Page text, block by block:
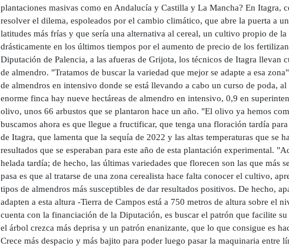
plantaciones masivas como en Andalucía y Castilla y La Mancha? En Itagra,
resolver el dilema, espoleados por el cambio climático, que abre la puerta a
latitudes más frías y que sería una alternativa al cereal, un cultivo propio de
drásticamente en los últimos tiempos por el aumento de precio de los
Diputación de Palencia, a las afueras de Grijota, los técnicos de Itagra llevan
de almendro. "Tratamos de buscar la variedad que mejor se adapte a esa
de almendros en intensivo donde se está llevando a cabo un curso de poda,
enorme finca hay nueve hectáreas de almendro en intensivo, 0,9 en
olivo, unos 66 arbustos que se plantaron hace un año. "El olivo ya hemos
buscamos ahora es que llegue a fructificar, que tenga una floración tardía
de Itagra, que lamenta que la sequía de 2022 y las altas temperaturas que se
resultados que se esperaban para este año de esta plantación experimental.
helada tardía; de hecho, las últimas variedades que florecen son las que más
pasa es que al tratarse de una zona cerealista hace falta conocer el cultivo,
tipos de almendros más susceptibles de dar resultados positivos. De hecho,
adapten a esta altura -Tierra de Campos está a 750 metros de altura sobre el
cuenta con la financiación de la Diputación, es buscar el patrón que facilite
el árbol crezca más deprisa y un patrón enanizante, que lo que consigue es
Crece más despacio y más bajito para poder luego pasar la maquinaria entre